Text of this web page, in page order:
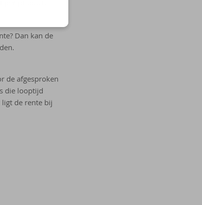
product.
Dan kan de
de afgesproken
die looptijd
de rente bij